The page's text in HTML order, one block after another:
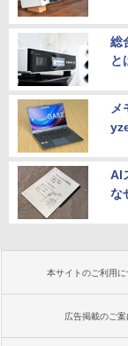
総
と
メ
AI
な
本サイトのご利用に
広告掲載のご案